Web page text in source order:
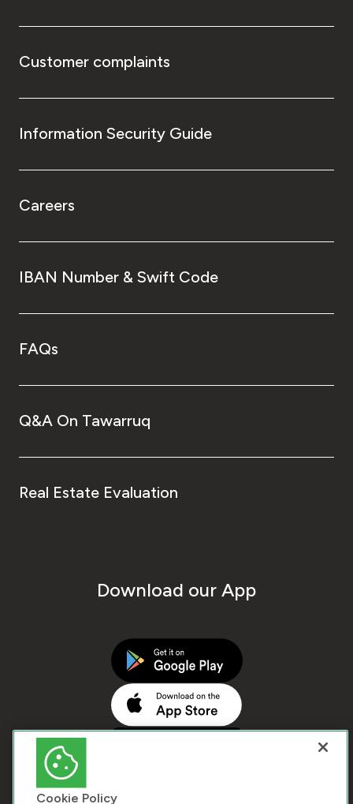
Customer complaints
Information Security Guide
Careers
IBAN Number & Swift Code
FAQs
Q&A On Tawarruq
Real Estate Evaluation
Download our App
Cookie Policy